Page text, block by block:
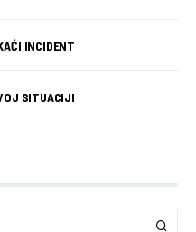
INCIDENT
SITUACIJI